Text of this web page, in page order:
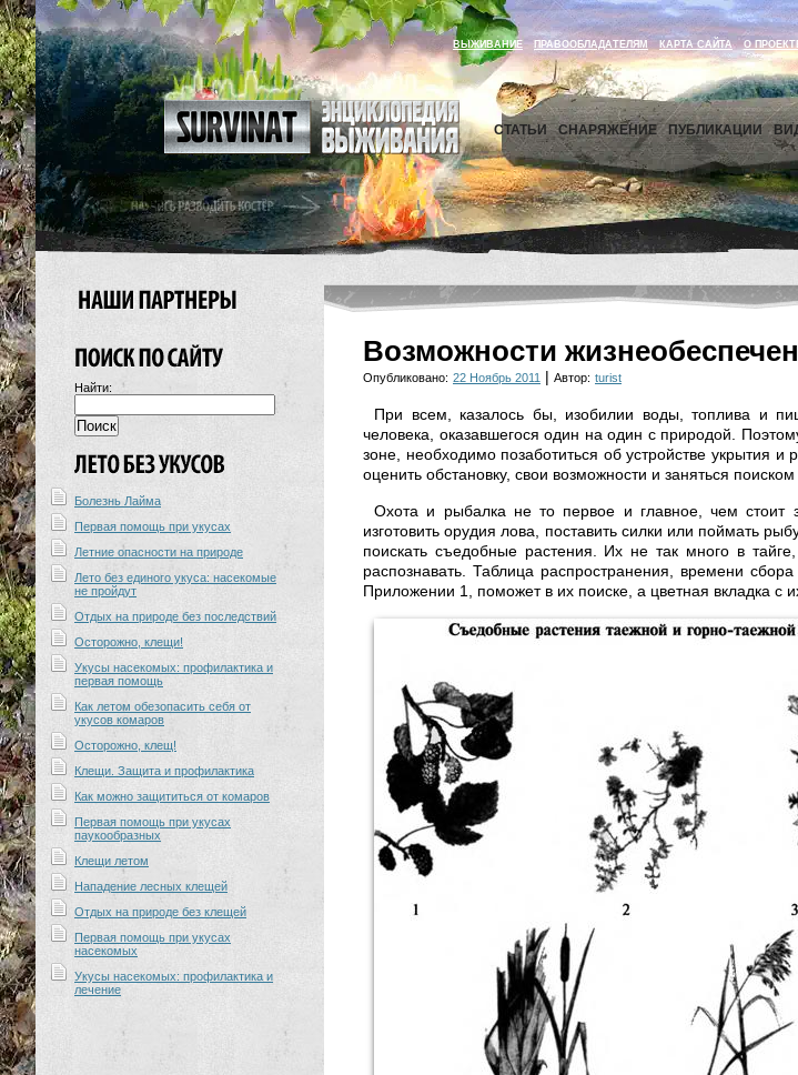
ВЫЖИВАНИЕ ПРАВООБЛАДАТЕЛЯМ КАРТА САЙТА О
СТАТЬИ СНАРЯЖЕНИЕ ПУБЛИКАЦИИ
Найти:
Болезнь Лайма
Первая помощь при укусах
Летние опасности на природе
Лето без единого укуса: насекомые
не пройдут
Отдых на природе без последствий
Осторожно, клещи!
Укусы насекомых: профилактика и
первая помощь
Как летом обезопасить себя от
укусов комаров
Осторожно, клещ!
Клещи. Защита и профилактика
Как можно защититься от комаров
Первая помощь при укусах
паукообразных
Клещи летом
Нападение лесных клещей
Отдых на природе без клещей
Первая помощь при укусах
насекомых
Укусы насекомых: профилактика и
лечение
Возможности
Опубликовано: 22 Ноябрь 2011 | Автор: turist
При всем, казалось бы, изобилии воды, топлива и
человека, оказавшегося один на один с природой.
зоне, необходимо позаботиться об устройстве укрытия и
оценить обстановку, свои возможности и заняться
Охота и рыбалка не то первое и главное, чем стоит
изготовить орудия лова, поставить силки или поймать
поискать съедобные растения. Их не так много в
распознавать. Таблица распространения, времени
Приложении 1, поможет в их поиске, а цветная вкладка с